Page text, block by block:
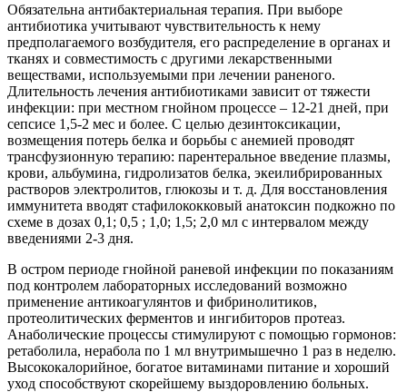
Обязательна антибактериальная терапия. При выборе
антибиотика учитывают чувствительность к нему
предполагаемого возбудителя, его распределение в органах и
тканях и совместимость с другими лекарственными
веществами, используемыми при лечении раненого.
Длительность лечения антибиотиками зависит от тяжести
инфекции: при местном гнойном процессе – 12-21 дней, при
сепсисе 1,5-2 мес и более. С целью дезинтоксикации,
возмещения потерь белка и борьбы с анемией проводят
трансфузионную терапию: парентеральное введение плазмы,
крови, альбумина, гидролизатов белка, экеилибрированных
растворов электролитов, глюкозы и т. д. Для восстановления
иммунитета вводят стафилококковый анатоксин подкожно по
схеме в дозах 0,1; 0,5 ; 1,0; 1,5; 2,0 мл с интервалом между
введениями 2-3 дня.
В остром периоде гнойной раневой инфекции по показаниям
под контролем лабораторных исследований возможно
применение антикоагулянтов и фибринолитиков,
протеолитических ферментов и ингибиторов протеаз.
Анаболические процессы стимулируют с помощью гормонов:
ретаболила, нерабола по 1 мл внутримышечно 1 раз в неделю.
Высококалорийное, богатое витаминами питание и хороший
уход способствуют скорейшему выздоровлению больных.